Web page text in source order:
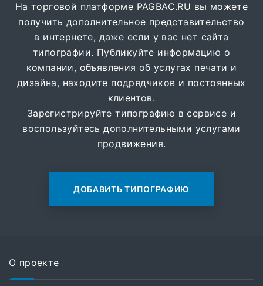
На торговой платформе PAGBAC.RU вы можете
получить дополнительное представительство
в интернете, даже если у вас нет сайта
типографии. Публикуйте информацию о
компании, объявления об услугах печати и
дизайна, находите подрядчиков и постоянных
клиентов.
Зарегистрируйте типографию в сервисе и
воспользуйтесь дополнительными услугами
продвижения.
ДОБАВИТЬ ТИПОГРАФИЮ
О проекте